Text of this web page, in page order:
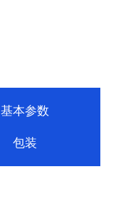
基本参数
包装